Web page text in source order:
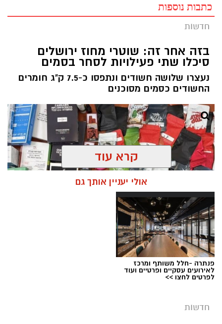
כתבות נוספות
חדשות
בזה אחר זה: שוטרי מחוז ירושלים
סיכלו שתי פעילויות לסחר בסמים
נעצרו שלושה חשודים ונתפסו כ-7.5 ק"ג חומרים
החשודים כסמים מסוכנים
צילום: דוברות המשטרה
מערכת ירושלים נט / 09:11 06.08.26
קרא עוד
אולי יעניין אותך גם
פנתרה -חלל משותף ומרכז
לאירועים עסקיים ופרטיים ועוד
לפרטים לחצו >>
חדשות